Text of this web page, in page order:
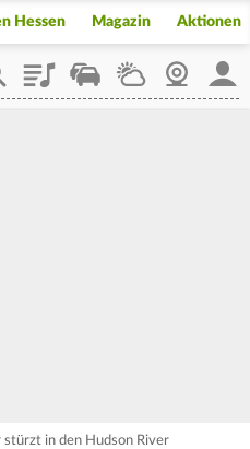
Hessen Magazin Aktionen
PlaylistStaupilotWetterWebcam
stürzt in den Hudson River